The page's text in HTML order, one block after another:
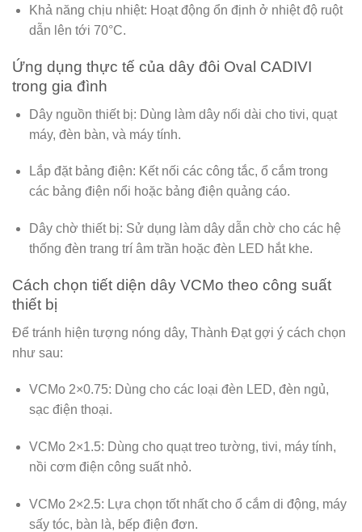
Khả năng chịu nhiệt: Hoạt động ổn định ở nhiệt độ ruột
dẫn lên tới 70°C.
Ứng dụng thực tế của dây đôi Oval CADIVI
trong gia đình
Dây nguồn thiết bị: Dùng làm dây nối dài cho tivi, quạt
máy, đèn bàn, và máy tính.
Lắp đặt bảng điện: Kết nối các công tắc, ổ cắm trong
các bảng điện nổi hoặc bảng điện quảng cáo.
Dây chờ thiết bị: Sử dụng làm dây dẫn chờ cho các hệ
thống đèn trang trí âm trần hoặc đèn LED hắt khe.
Cách chọn tiết diện dây VCMo theo công suất
thiết bị
Để tránh hiện tượng nóng dây, Thành Đạt gợi ý cách chọn
như sau:
VCMo 2×0.75: Dùng cho các loại đèn LED, đèn ngủ,
sạc điện thoại.
VCMo 2×1.5: Dùng cho quạt treo tường, tivi, máy tính,
nồi cơm điện công suất nhỏ.
VCMo 2×2.5: Lựa chọn tốt nhất cho ổ cắm di động, máy
sấy tóc, bàn là, bếp điện đơn.